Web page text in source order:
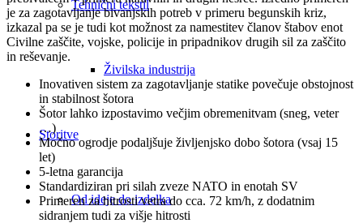
Tehnični tekstil
Živilska industrija
Storitve
Od ideje do izdelka
je za zagotavljanje bivanjskih potreb v primeru begunskih kriz,
izkazal pa se je tudi kot možnost za namestitev članov štabov enot
Civilne zaščite, vojske, policije in pripadnikov drugih sil za zaščito
in reševanje.
Inovativen sistem za zagotavljanje statike povečuje obstojnost
in stabilnost šotora
Šotor lahko izpostavimo večjim obremenitvam (sneg, veter
…)
Močno ogrodje podaljšuje življenjsko dobo šotora (vsaj 15
let)
5-letna garancija
Standardiziran pri silah zveze NATO in enotah SV
Primeren za hitrosti vetra do cca. 72 km/h, z dodatnim
sidranjem tudi za višje hitrosti